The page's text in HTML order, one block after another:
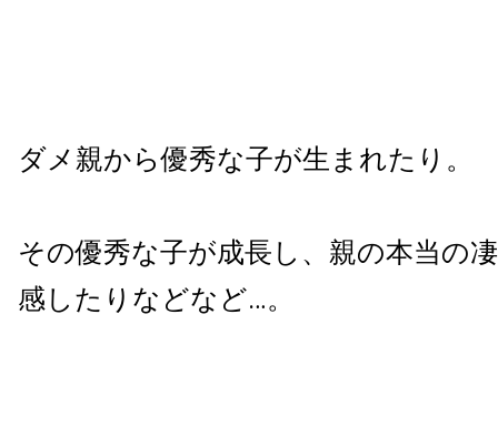
ダメ親から優秀な子が生まれたり。
その優秀な子が成長し、親の本当の
感したりなどなど…。